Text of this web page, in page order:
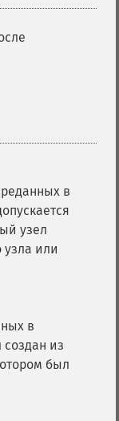
в
узел
узла или
в
из
был